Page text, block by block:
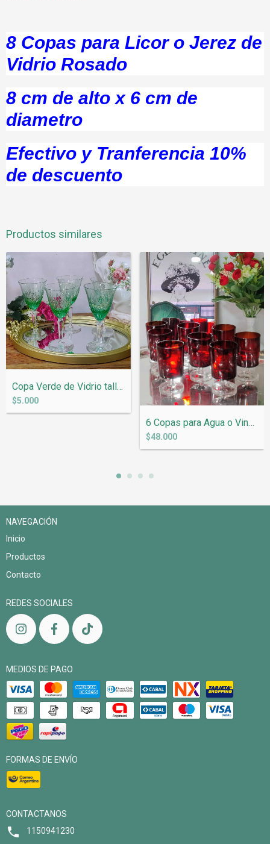
8 Copas para Licor o Jerez de
Vidrio Rosado
8 cm de alto x 6 cm de
diametro
Efectivo y Tranferencia 10%
de descuento
Productos similares
Copa Verde de Vidrio tallado de gran cal...
$5.000
6 Copas para Agua o Vino en Vidrio Rojo...
$48.000
NAVEGACIÓN
Inicio
Productos
Contacto
REDES SOCIALES
MEDIOS DE PAGO
FORMAS DE ENVÍO
CONTACTANOS
1150941230